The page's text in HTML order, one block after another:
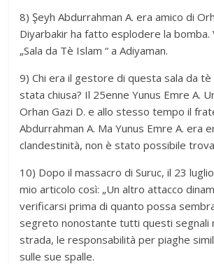
8) Şeyh Abdurrahman A. era amico di
Diyarbakir ha fatto esplodere la bomba.
„Sala da Tè Islam “ a Adiyaman.
9) Chi era il gestore di questa sala da
stata chiusa? Il 25enne Yunus Emre A.
Orhan Gazi D. e allo stesso tempo il
Abdurrahman A. Ma Yunus Emre A. era
clandestinità, non è stato possibile
10) Dopo il massacro di Suruc, il 23
mio articolo così: „Un altro attacco
verificarsi prima di quanto possa
segreto nonostante tutti questi segnali
strada, le responsabilità per piaghe
sulle sue spalle.